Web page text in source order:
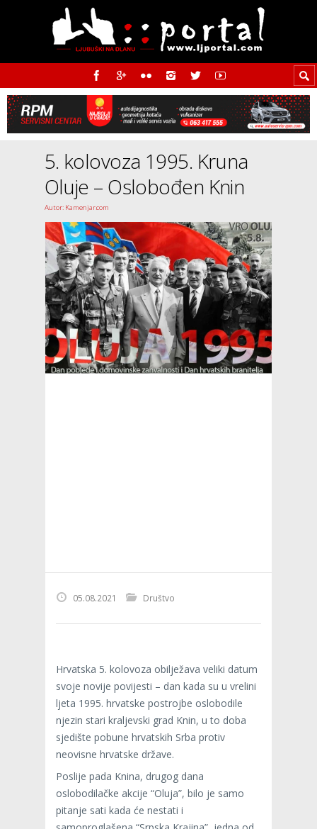
5. kolovoza 1995. Kruna
Oluje – Oslobođen Knin
Autor: Kamenjar.com
05.08.2021 Društvo
Hrvatska 5. kolovoza obilježava veliki datum
svoje novije povijesti – dan kada su u vrelini
ljeta 1995. hrvatske postrojbe oslobodile
njezin stari kraljevski grad Knin, u to doba
sjedište pobune hrvatskih Srba protiv
neovisne hrvatske države.
Poslije pada Knina, drugog dana
oslobodilačke akcije “Oluja”, bilo je samo
pitanje sati kada će nestati i